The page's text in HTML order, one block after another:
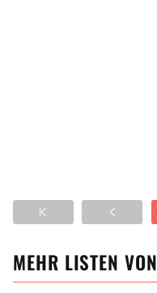
MEHR LISTEN VON